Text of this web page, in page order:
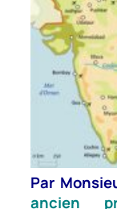
Par
ancien